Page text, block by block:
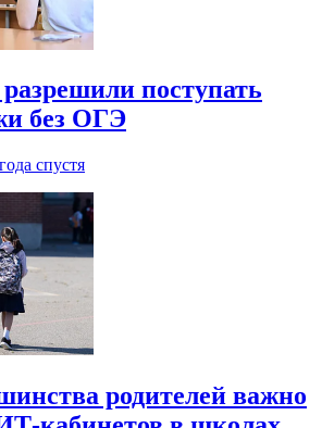
поступать
без ОГЭ
спустя
родителей важно